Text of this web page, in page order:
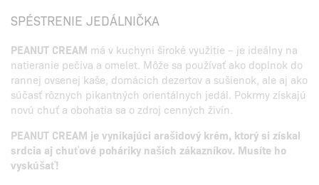
SPÉSTRENIE JEDÁLNIČKA
PEANUT CREAM má v kuchyni široké využitie – je ideálny na
natieranie pečiva a omelet. Môže sa používať ako doplnok do
rannej ovsenej kaše, domácich dezertov a sušienok, ale aj ako
súčasť rôznych pikantných orientálnych jedál. Pokrmy získajú
novú chuť a obohatia sa o zdroj cenných živín.
PEANUT CREAM je vynikajúci arašidový krém, ktorý si získal
srdcia aj chuťové poháriky našich zákazníkov. Musíte ho
vyskúšať!